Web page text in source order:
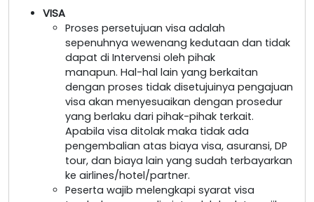
VISA
Proses persetujuan visa adalah
sepenuhnya wewenang kedutaan dan tidak
dapat di Intervensi oleh pihak
manapun. Hal-hal lain yang berkaitan
dengan proses tidak disetujuinya pengajuan
visa akan menyesuaikan dengan prosedur
yang berlaku dari pihak-pihak terkait.
Apabila visa ditolak maka tidak ada
pengembalian atas biaya visa, asuransi, DP
tour, dan biaya lain yang sudah terbayarkan
ke airlines/hotel/partner.
Peserta wajib melengkapi syarat visa